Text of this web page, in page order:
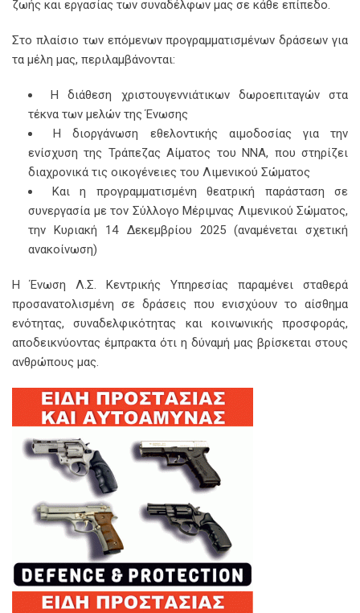
ζωής και εργασίας των συναδέλφων μας σε κάθε επίπεδο.
Στο πλαίσιο των επόμενων προγραμματισμένων δράσεων για
τα μέλη μας, περιλαμβάνονται:
Η διάθεση χριστουγεννιάτικων δωροεπιταγών στα
τέκνα των μελών της Ένωσης
Η διοργάνωση εθελοντικής αιμοδοσίας για την
ενίσχυση της Τράπεζας Αίματος του ΝΝΑ, που στηρίζει
διαχρονικά τις οικογένειες του Λιμενικού Σώματος
Και η προγραμματισμένη θεατρική παράσταση σε
συνεργασία με τον Σύλλογο Μέριμνας Λιμενικού Σώματος,
την Κυριακή 14 Δεκεμβρίου 2025 (αναμένεται σχετική
ανακοίνωση)
Η Ένωση Λ.Σ. Κεντρικής Υπηρεσίας παραμένει σταθερά
προσανατολισμένη σε δράσεις που ενισχύουν το αίσθημα
ενότητας, συναδελφικότητας και κοινωνικής προσφοράς,
αποδεικνύοντας έμπρακτα ότι η δύναμή μας βρίσκεται στους
ανθρώπους μας.